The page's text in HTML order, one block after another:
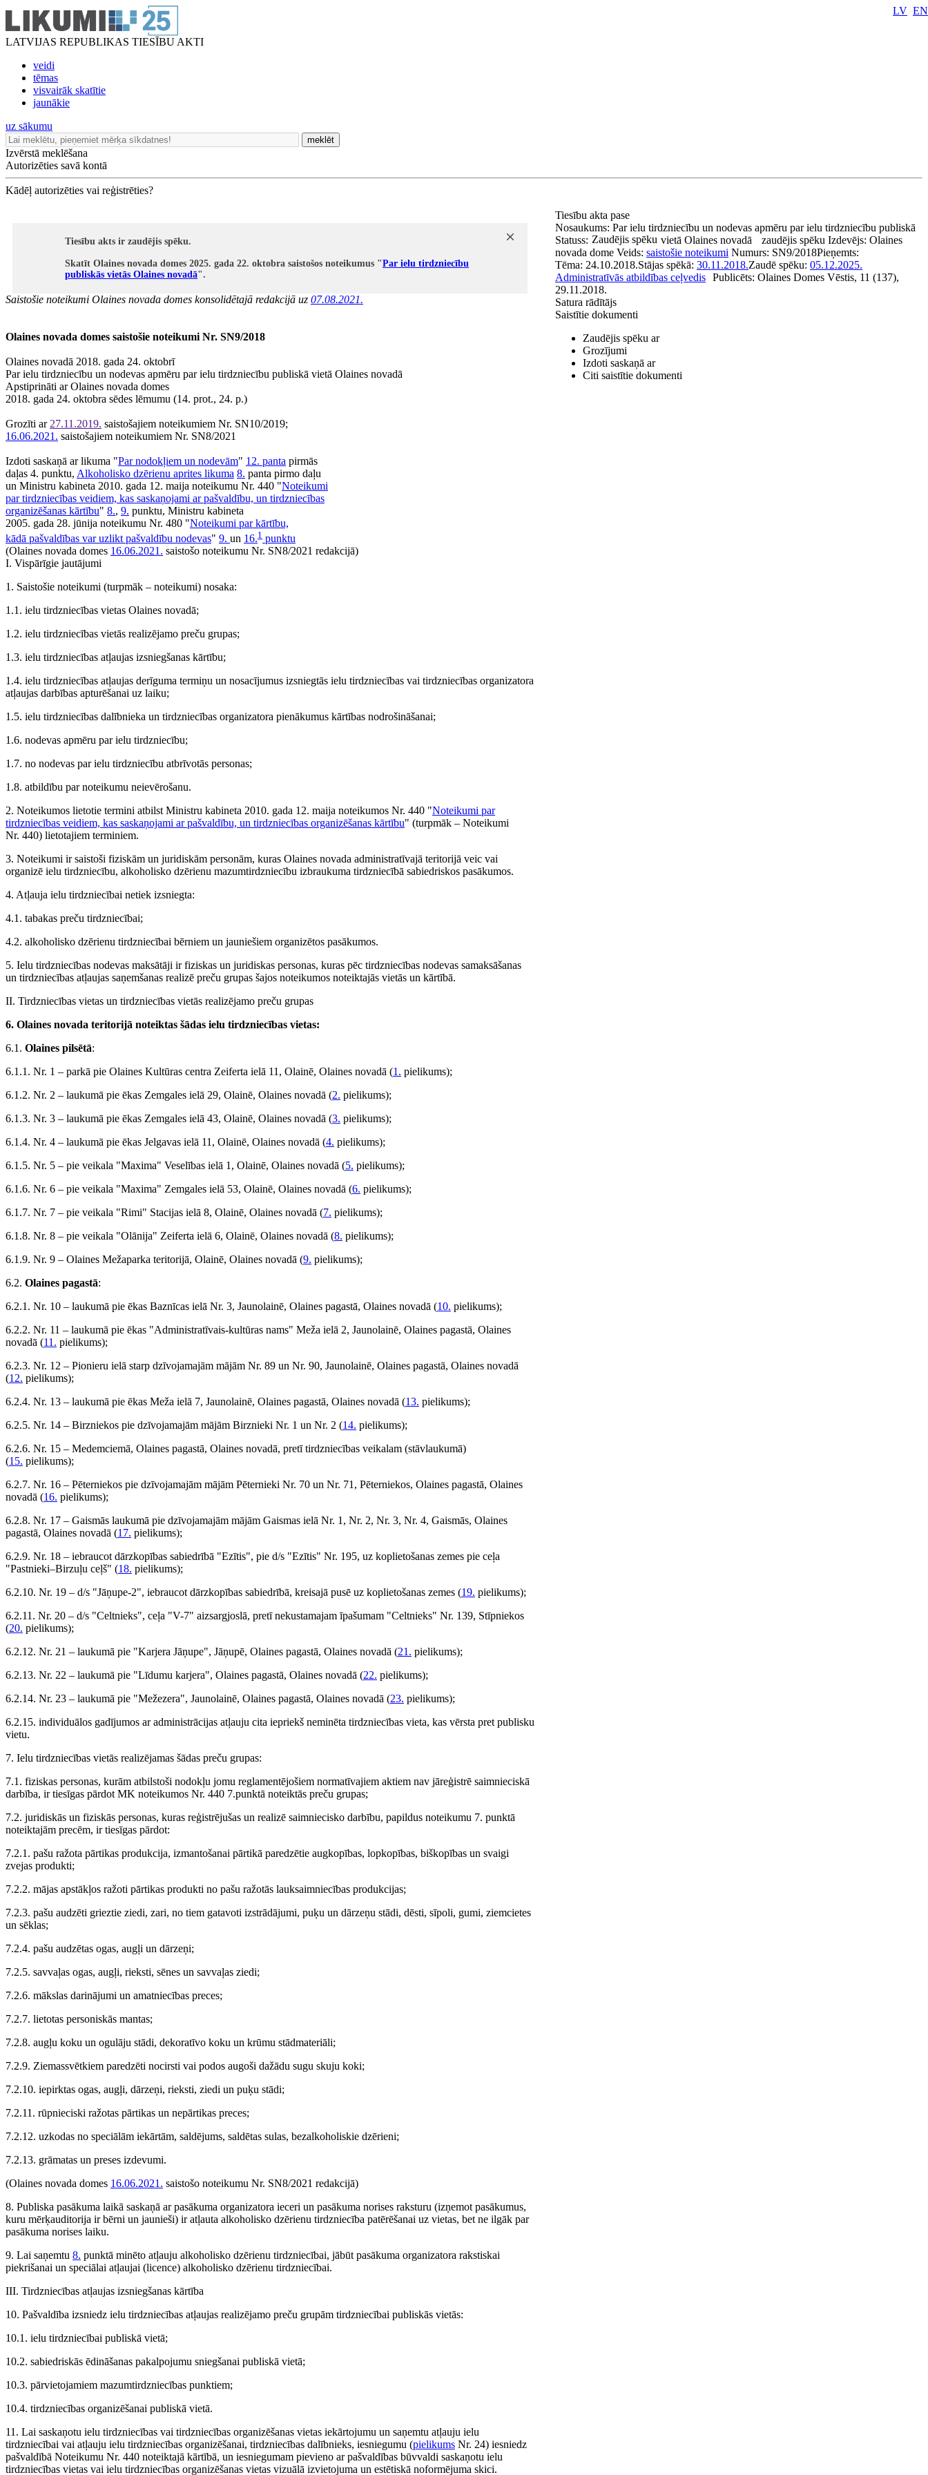
LATVIJAS REPUBLIKAS TIESĪBU AKTI
veidi
tēmas
visvairāk skatītie
jaunākie
LV EN
uz sākumu
meklēt
Izvērstā meklēšana
Autorizēties savā kontā
Kādēļ autorizēties vai reģistrēties?
Tiesību akts ir zaudējis spēku.
Skatīt Olaines novada domes 2025. gada 22. oktobra saistošos noteikumus "Par ielu tirdzniecību
publiskās vietās Olaines novadā".
Saistošie noteikumi Olaines novada domes konsolidētajā redakcijā uz 07.08.2021.
Olaines novada domes saistošie noteikumi Nr. SN9/2018
Olaines novadā 2018. gada 24. oktobrī
Par ielu tirdzniecību un nodevas apmēru par ielu tirdzniecību publiskā vietā Olaines novadā
Apstiprināti ar Olaines novada domes
2018. gada 24. oktobra sēdes lēmumu (14. prot., 24. p.)
Grozīti ar 27.11.2019. saistošajiem noteikumiem Nr. SN10/2019;
16.06.2021. saistošajiem noteikumiem Nr. SN8/2021
Izdoti saskaņā ar likuma "Par nodokļiem un nodevām" 12. panta pirmās
daļas 4. punktu, Alkoholisko dzērienu aprites likuma 8. panta pirmo daļu
un Ministru kabineta 2010. gada 12. maija noteikumu Nr. 440 "Noteikumi
par tirdzniecības veidiem, kas saskaņojami ar pašvaldību, un tirdzniecības
organizēšanas kārtību" 8., 9. punktu, Ministru kabineta
2005. gada 28. jūnija noteikumu Nr. 480 "Noteikumi par kārtību,
kādā pašvaldības var uzlikt pašvaldību nodevas" 9. un 16.1 punktu
(Olaines novada domes 16.06.2021. saistošo noteikumu Nr. SN8/2021 redakcijā)
I. Vispārīgie jautājumi
1. Saistošie noteikumi (turpmāk – noteikumi) nosaka:
1.1. ielu tirdzniecības vietas Olaines novadā;
1.2. ielu tirdzniecības vietās realizējamo preču grupas;
1.3. ielu tirdzniecības atļaujas izsniegšanas kārtību;
1.4. ielu tirdzniecības atļaujas derīguma termiņu un nosacījumus izsniegtās ielu tirdzniecības vai tirdzniecības organizatora
atļaujas darbības apturēšanai uz laiku;
1.5. ielu tirdzniecības dalībnieka un tirdzniecības organizatora pienākumus kārtības nodrošināšanai;
1.6. nodevas apmēru par ielu tirdzniecību;
1.7. no nodevas par ielu tirdzniecību atbrīvotās personas;
1.8. atbildību par noteikumu neievērošanu.
2. Noteikumos lietotie termini atbilst Ministru kabineta 2010. gada 12. maija noteikumos Nr. 440 "Noteikumi par
tirdzniecības veidiem, kas saskaņojami ar pašvaldību, un tirdzniecības organizēšanas kārtību" (turpmāk – Noteikumi
Nr. 440) lietotajiem terminiem.
3. Noteikumi ir saistoši fiziskām un juridiskām personām, kuras Olaines novada administratīvajā teritorijā veic vai
organizē ielu tirdzniecību, alkoholisko dzērienu mazumtirdzniecību izbraukuma tirdzniecībā sabiedriskos pasākumos.
4. Atļauja ielu tirdzniecībai netiek izsniegta:
4.1. tabakas preču tirdzniecībai;
4.2. alkoholisko dzērienu tirdzniecībai bērniem un jauniešiem organizētos pasākumos.
5. Ielu tirdzniecības nodevas maksātāji ir fiziskas un juridiskas personas, kuras pēc tirdzniecības nodevas samaksāšanas
un tirdzniecības atļaujas saņemšanas realizē preču grupas šajos noteikumos noteiktajās vietās un kārtībā.
II. Tirdzniecības vietas un tirdzniecības vietās realizējamo preču grupas
6. Olaines novada teritorijā noteiktas šādas ielu tirdzniecības vietas:
6.1. Olaines pilsētā:
6.1.1. Nr. 1 – parkā pie Olaines Kultūras centra Zeiferta ielā 11, Olainē, Olaines novadā (1. pielikums);
6.1.2. Nr. 2 – laukumā pie ēkas Zemgales ielā 29, Olainē, Olaines novadā (2. pielikums);
6.1.3. Nr. 3 – laukumā pie ēkas Zemgales ielā 43, Olainē, Olaines novadā (3. pielikums);
6.1.4. Nr. 4 – laukumā pie ēkas Jelgavas ielā 11, Olainē, Olaines novadā (4. pielikums);
6.1.5. Nr. 5 – pie veikala "Maxima" Veselības ielā 1, Olainē, Olaines novadā (5. pielikums);
6.1.6. Nr. 6 – pie veikala "Maxima" Zemgales ielā 53, Olainē, Olaines novadā (6. pielikums);
6.1.7. Nr. 7 – pie veikala "Rimi" Stacijas ielā 8, Olainē, Olaines novadā (7. pielikums);
6.1.8. Nr. 8 – pie veikala "Olānija" Zeiferta ielā 6, Olainē, Olaines novadā (8. pielikums);
6.1.9. Nr. 9 – Olaines Mežaparka teritorijā, Olainē, Olaines novadā (9. pielikums);
6.2. Olaines pagastā:
6.2.1. Nr. 10 – laukumā pie ēkas Baznīcas ielā Nr. 3, Jaunolainē, Olaines pagastā, Olaines novadā (10. pielikums);
6.2.2. Nr. 11 – laukumā pie ēkas "Administratīvais-kultūras nams" Meža ielā 2, Jaunolainē, Olaines pagastā, Olaines
novadā (11. pielikums);
6.2.3. Nr. 12 – Pionieru ielā starp dzīvojamajām mājām Nr. 89 un Nr. 90, Jaunolainē, Olaines pagastā, Olaines novadā
(12. pielikums);
6.2.4. Nr. 13 – laukumā pie ēkas Meža ielā 7, Jaunolainē, Olaines pagastā, Olaines novadā (13. pielikums);
6.2.5. Nr. 14 – Birzniekos pie dzīvojamajām mājām Birznieki Nr. 1 un Nr. 2 (14. pielikums);
6.2.6. Nr. 15 – Medemciemā, Olaines pagastā, Olaines novadā, pretī tirdzniecības veikalam (stāvlaukumā)
(15. pielikums);
6.2.7. Nr. 16 – Pēterniekos pie dzīvojamajām mājām Pēternieki Nr. 70 un Nr. 71, Pēterniekos, Olaines pagastā, Olaines
novadā (16. pielikums);
6.2.8. Nr. 17 – Gaismās laukumā pie dzīvojamajām mājām Gaismas ielā Nr. 1, Nr. 2, Nr. 3, Nr. 4, Gaismās, Olaines
pagastā, Olaines novadā (17. pielikums);
6.2.9. Nr. 18 – iebraucot dārzkopības sabiedrībā "Ezītis", pie d/s "Ezītis" Nr. 195, uz koplietošanas zemes pie ceļa
"Pastnieki–Birzuļu ceļš" (18. pielikums);
6.2.10. Nr. 19 – d/s "Jāņupe-2", iebraucot dārzkopības sabiedrībā, kreisajā pusē uz koplietošanas zemes (19. pielikums);
6.2.11. Nr. 20 – d/s "Celtnieks", ceļa "V-7" aizsargjoslā, pretī nekustamajam īpašumam "Celtnieks" Nr. 139, Stīpniekos
(20. pielikums);
6.2.12. Nr. 21 – laukumā pie "Karjera Jāņupe", Jāņupē, Olaines pagastā, Olaines novadā (21. pielikums);
6.2.13. Nr. 22 – laukumā pie "Līdumu karjera", Olaines pagastā, Olaines novadā (22. pielikums);
6.2.14. Nr. 23 – laukumā pie "Mežezera", Jaunolainē, Olaines pagastā, Olaines novadā (23. pielikums);
6.2.15. individuālos gadījumos ar administrācijas atļauju cita iepriekš neminēta tirdzniecības vieta, kas vērsta pret publisku
vietu.
7. Ielu tirdzniecības vietās realizējamas šādas preču grupas:
7.1. fiziskas personas, kurām atbilstoši nodokļu jomu reglamentējošiem normatīvajiem aktiem nav jāreģistrē saimnieciskā
darbība, ir tiesīgas pārdot MK noteikumos Nr. 440 7.punktā noteiktās preču grupas;
7.2. juridiskās un fiziskās personas, kuras reģistrējušas un realizē saimniecisko darbību, papildus noteikumu 7. punktā
noteiktajām precēm, ir tiesīgas pārdot:
7.2.1. pašu ražota pārtikas produkcija, izmantošanai pārtikā paredzētie augkopības, lopkopības, biškopības un svaigi
zvejas produkti;
7.2.2. mājas apstākļos ražoti pārtikas produkti no pašu ražotās lauksaimniecības produkcijas;
7.2.3. pašu audzēti grieztie ziedi, zari, no tiem gatavoti izstrādājumi, puķu un dārzeņu stādi, dēsti, sīpoli, gumi, ziemcietes
un sēklas;
7.2.4. pašu audzētas ogas, augļi un dārzeņi;
7.2.5. savvaļas ogas, augļi, rieksti, sēnes un savvaļas ziedi;
7.2.6. mākslas darinājumi un amatniecības preces;
7.2.7. lietotas personiskās mantas;
7.2.8. augļu koku un ogulāju stādi, dekoratīvo koku un krūmu stādmateriāli;
7.2.9. Ziemassvētkiem paredzēti nocirsti vai podos augoši dažādu sugu skuju koki;
7.2.10. iepirktas ogas, augļi, dārzeņi, rieksti, ziedi un puķu stādi;
7.2.11. rūpnieciski ražotas pārtikas un nepārtikas preces;
7.2.12. uzkodas no speciālām iekārtām, saldējums, saldētas sulas, bezalkoholiskie dzērieni;
7.2.13. grāmatas un preses izdevumi.
(Olaines novada domes 16.06.2021. saistošo noteikumu Nr. SN8/2021 redakcijā)
8. Publiska pasākuma laikā saskaņā ar pasākuma organizatora ieceri un pasākuma norises raksturu (izņemot pasākumus,
kuru mērķauditorija ir bērni un jaunieši) ir atļauta alkoholisko dzērienu tirdzniecība patērēšanai uz vietas, bet ne ilgāk par
pasākuma norises laiku.
9. Lai saņemtu 8. punktā minēto atļauju alkoholisko dzērienu tirdzniecībai, jābūt pasākuma organizatora rakstiskai
piekrišanai un speciālai atļaujai (licence) alkoholisko dzērienu tirdzniecībai.
III. Tirdzniecības atļaujas izsniegšanas kārtība
10. Pašvaldība izsniedz ielu tirdzniecības atļaujas realizējamo preču grupām tirdzniecībai publiskās vietās:
10.1. ielu tirdzniecībai publiskā vietā;
10.2. sabiedriskās ēdināšanas pakalpojumu sniegšanai publiskā vietā;
10.3. pārvietojamiem mazumtirdzniecības punktiem;
10.4. tirdzniecības organizēšanai publiskā vietā.
11. Lai saskaņotu ielu tirdzniecības vai tirdzniecības organizēšanas vietas iekārtojumu un saņemtu atļauju ielu
tirdzniecībai vai atļauju ielu tirdzniecības organizēšanai, tirdzniecības dalībnieks, iesniegumu (pielikums Nr. 24) iesniedz
pašvaldībā Noteikumu Nr. 440 noteiktajā kārtībā, un iesniegumam pievieno ar pašvaldības būvvaldi saskaņotu ielu
tirdzniecības vietas vai ielu tirdzniecības organizēšanas vietas vizuālā izvietojuma un estētiskā noformējuma skici.
Tiesību akta pase
Nosaukums: Par ielu tirdzniecību un nodevas apmēru par ielu tirdzniecību publiskā
vietā Olaines novadā
Statuss: Zaudējis spēku zaudējis spēku Izdevējs: Olaines
novada dome Veids: saistošie noteikumi Numurs: SN9/2018Pieņemts:
24.10.2018.Stājas spēkā: 30.11.2018.Zaudē spēku: 05.12.2025.
Tēma:
Administratīvās atbildības ceļvedis Publicēts: Olaines Domes Vēstis, 11 (137),
29.11.2018.
Satura rādītājs
Saistītie dokumenti
Zaudējis spēku ar
Grozījumi
Izdoti saskaņā ar
Citi saistītie dokumenti